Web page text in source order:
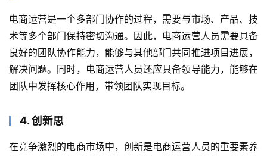
电商运营是一个多部门协作的过程，需要与市场、产品、技
术等多个部门保持密切沟通。因此，电商运营人员需要具备
良好的团队协作能力，能够与其他部门共同推进项目进展，
解决问题。同时，电商运营人员还应具备领导能力，能够在
团队中发挥核心作用，带领团队实现目标。
4. 创新思
在竞争激烈的电商市场中，创新是电商运营人员的重要素养